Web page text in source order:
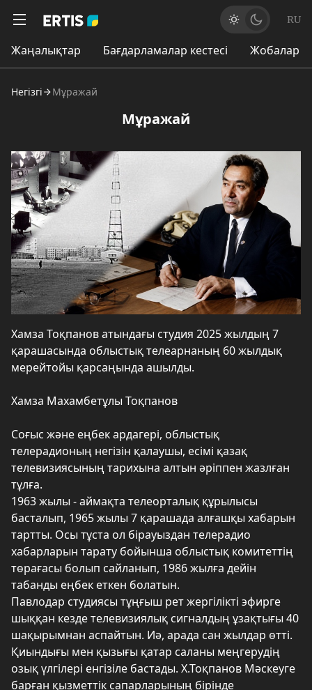
RU
Жаңалықтар Бағдарламалар кестесі Жобалар
Негізгі Мұражай
Мұражай
Хамза Тоқпанов атындағы студия 2025 жылдың 7
қарашасында облыстық телеарнаның 60 жылдық
мерейтойы қарсаңында ашылды.
Хамза Махамбетұлы Тоқпанов
Соғыс және еңбек ардагері, облыстық
телерадионың негізін қалаушы, есімі қазақ
телевизиясының тарихына алтын әріппен жазлған
тұлға.
1963 жылы - аймақта телеорталық құрылысы
басталып, 1965 жылы 7 қарашада алғашқы хабарын
тартты. Осы тұста ол бірауыздан телерадио
хабарларын тарату бойынша облыстық комитеттің
төрағасы болып сайланып, 1986 жылға дейін
табанды еңбек еткен болатын.
Павлодар студиясы тұңғыш рет жергілікті эфирге
шыққан кезде телевизиялық сигналдың ұзақтығы 40
шақырымнан аспайтын. Иә, арада сан жылдар өтті.
Қиындығы мен қызығы қатар саланы меңгерудің
озық үлгілері енгізіле бастады. Х.Тоқпанов Мәскеуге
барған қызметтік сапарларының бірінде